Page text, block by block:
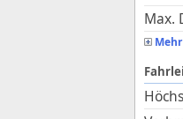
Max.